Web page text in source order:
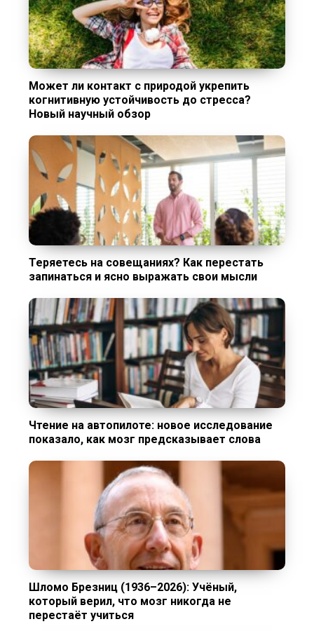
Может ли контакт с природой укрепить
когнитивную устойчивость до стресса?
Новый научный обзор
Теряетесь на совещаниях? Как перестать
запинаться и ясно выражать свои мысли
Чтение на автопилоте: новое исследование
показало, как мозг предсказывает слова
Шломо Брезниц (1936–2026): Учёный,
который верил, что мозг никогда не
перестаёт учиться